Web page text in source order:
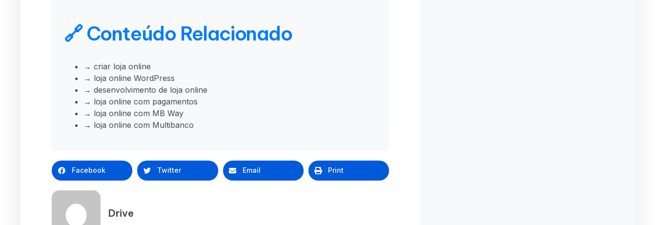
🔗 Conteúdo Relacionado
→ criar loja online
→ loja online WordPress
→ desenvolvimento de loja online
→ loja online com pagamentos
→ loja online com MB Way
→ loja online com Multibanco
Facebook Twitter Email Print
Drive